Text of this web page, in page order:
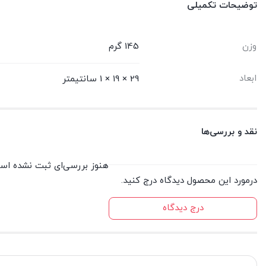
توضیحات تکمیلی
وزن 145 گرم
ابعاد 29 × 19 × 1 سانتیمتر
نقد و بررسی‌ها
درمورد این محصول دیدگاه درج کنید.
درج دیدگاه
هنوز بررسی‌ای ثبت نشده